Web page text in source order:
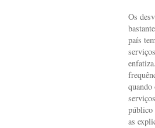
Os
país
quando
público
as